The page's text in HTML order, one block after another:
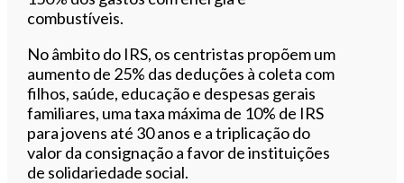
combustíveis.
No âmbito do IRS, os centristas propõem um
aumento de 25% das deduções à coleta com
filhos, saúde, educação e despesas gerais
familiares, uma taxa máxima de 10% de IRS
para jovens até 30 anos e a triplicação do
valor da consignação a favor de instituições
de solidariedade social.